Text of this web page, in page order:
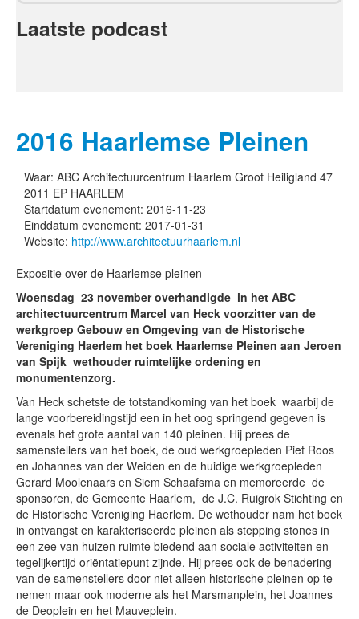
Laatste podcast
2016 Haarlemse Pleinen
Waar: ABC Architectuurcentrum Haarlem Groot Heiligland 47
2011 EP HAARLEM
Startdatum evenement: 2016-11-23
Einddatum evenement: 2017-01-31
Website: http://www.architectuurhaarlem.nl
Expositie over de Haarlemse pleinen
Woensdag 23 november overhandigde in het ABC
architectuurcentrum Marcel van Heck voorzitter van de
werkgroep Gebouw en Omgeving van de Historische
Vereniging Haerlem het boek Haarlemse Pleinen aan Jeroen
van Spijk wethouder ruimtelijke ordening en
monumentenzorg.
Van Heck schetste de totstandkoming van het boek waarbij de
lange voorbereidingstijd een in het oog springend gegeven is
evenals het grote aantal van 140 pleinen. Hij prees de
samenstellers van het boek, de oud werkgroepleden Piet Roos
en Johannes van der Weiden en de huidige werkgroepleden
Gerard Moolenaars en Siem Schaafsma en memoreerde de
sponsoren, de Gemeente Haarlem, de J.C. Ruigrok Stichting en
de Historische Vereniging Haerlem. De wethouder nam het boek
in ontvangst en karakteriseerde pleinen als stepping stones in
een zee van huizen ruimte biedend aan sociale activiteiten en
tegelijkertijd oriëntatiepunt zijnde. Hij prees ook de benadering
van de samenstellers door niet alleen historische pleinen op te
nemen maar ook moderne als het Marsmanplein, het Joannes
de Deoplein en het Mauveplein.